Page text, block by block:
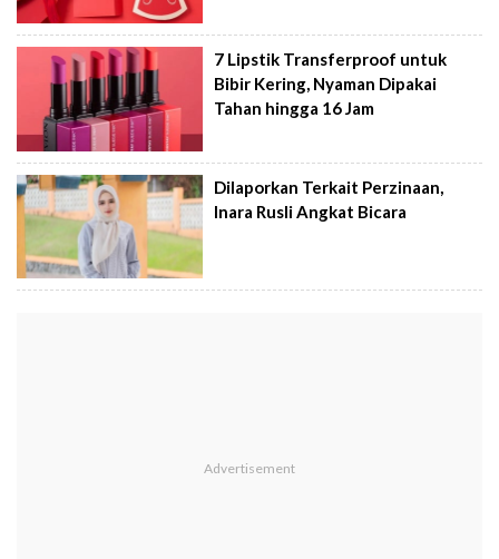
7 Lipstik Transferproof untuk
Bibir Kering, Nyaman Dipakai
Tahan hingga 16 Jam
Dilaporkan Terkait Perzinaan,
Inara Rusli Angkat Bicara